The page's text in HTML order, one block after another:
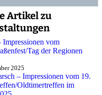
Artikel zu
Impressionen vom
Tag der Regionen
2025
– Impressionen vom 19.
Oldtimertreffen im